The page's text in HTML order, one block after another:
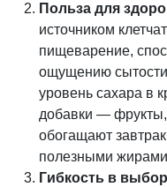
Польза для
источником
пищеварение,
ощущению
уровень сахара в
добавки —
обогащают
полезными
Гибкость в